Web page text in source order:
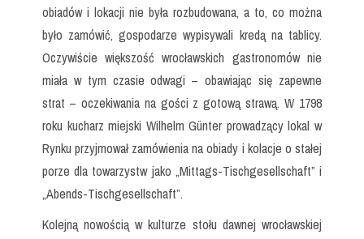
obiadów i lokacji nie była rozbudowana, a to, co można
było zamówić, gospodarze wypisywali kredą na tablicy.
Oczywiście większość wrocławskich gastronomów nie
miała w tym czasie odwagi – obawiając się zapewne
strat – oczekiwania na gości z gotową strawą. W 1798
roku kucharz miejski Wilhelm Günter prowadzący lokal w
Rynku przyjmował zamówienia na obiady i kolacje o stałej
porze dla towarzystw jako „Mittags-Tischgesellschaft” i
„Abends-Tischgesellschaft”.
Kolejną nowością w kulturze stołu dawnej wrocławskiej